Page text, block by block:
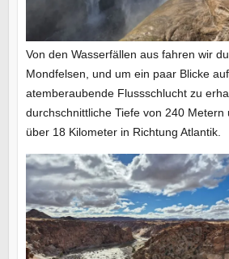
Von den Wasserfällen aus fahren wir
Mondfelsen, und um ein paar Blicke
atemberaubende Flussschlucht zu
durchschnittliche Tiefe von 240 Metern
über 18 Kilometer in Richtung Atlantik.